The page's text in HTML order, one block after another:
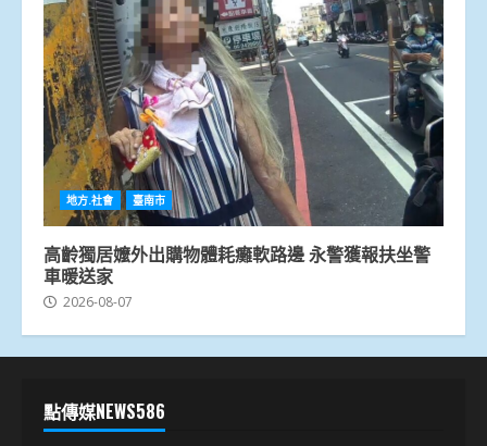
地方.社會 臺南市
高齡獨居嬤外出購物體耗癱軟路邊 永警獲報扶坐警
車暖送家
2026-08-07
點傳媒NEWS586